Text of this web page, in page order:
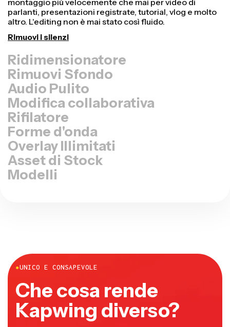
Rimuovi Sfondo
Audio Pulito
Modifica collaborativa
Rifilatore
Forme d'onda
Overlay Illimitati
Asset di Stock
Modelli
●UNICO E CONSAPEVOLE
Che cosa rende
Kapwing diverso?